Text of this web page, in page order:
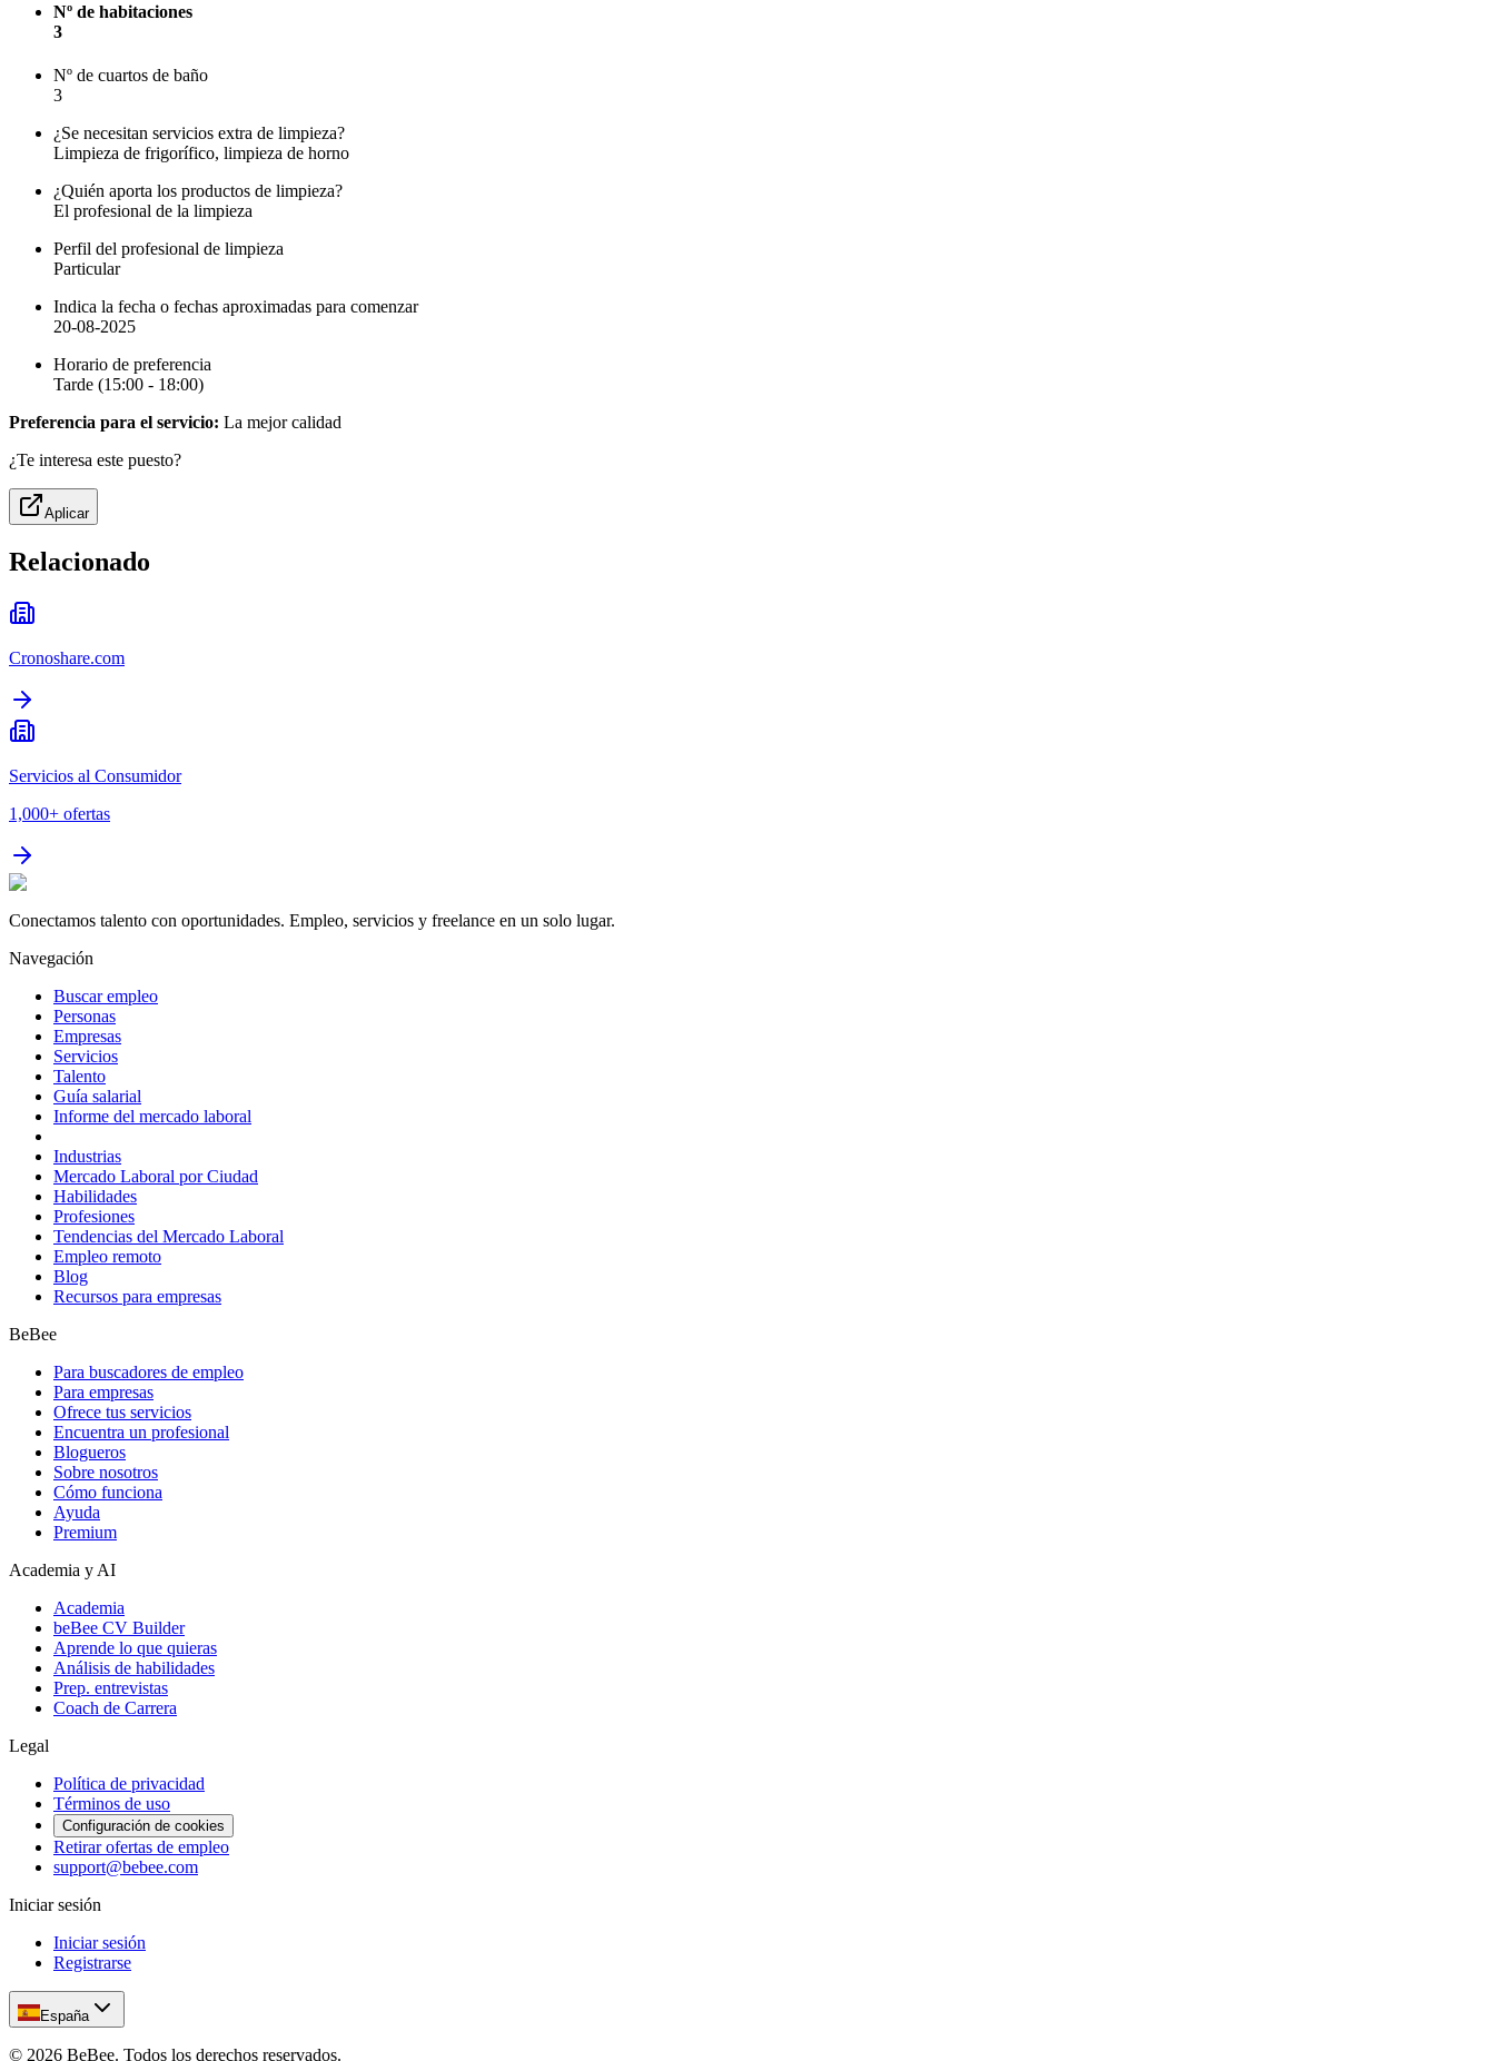
Nº de habitaciones
3
Nº de cuartos de baño
3
¿Se necesitan servicios extra de limpieza?
Limpieza de frigorífico, limpieza de horno
¿Quién aporta los productos de limpieza?
El profesional de la limpieza
Perfil del profesional de limpieza
Particular
Indica la fecha o fechas aproximadas para comenzar
20-08-2025
Horario de preferencia
Tarde (15:00 - 18:00)
Preferencia para el servicio: La mejor calidad
¿Te interesa este puesto?
Aplicar
Relacionado
Cronoshare.com
Servicios al Consumidor
1,000+ ofertas
Conectamos talento con oportunidades. Empleo, servicios y freelance en un solo lugar.
Navegación
Buscar empleo
Personas
Empresas
Servicios
Talento
Guía salarial
Informe del mercado laboral
Industrias
Mercado Laboral por Ciudad
Habilidades
Profesiones
Tendencias del Mercado Laboral
Empleo remoto
Blog
Recursos para empresas
BeBee
Para buscadores de empleo
Para empresas
Ofrece tus servicios
Encuentra un profesional
Blogueros
Sobre nosotros
Cómo funciona
Ayuda
Premium
Academia y AI
Academia
beBee CV Builder
Aprende lo que quieras
Análisis de habilidades
Prep. entrevistas
Coach de Carrera
Legal
Política de privacidad
Términos de uso
Configuración de cookies
Retirar ofertas de empleo
support@bebee.com
Iniciar sesión
Iniciar sesión
Registrarse
España
© 2026 BeBee. Todos los derechos reservados.